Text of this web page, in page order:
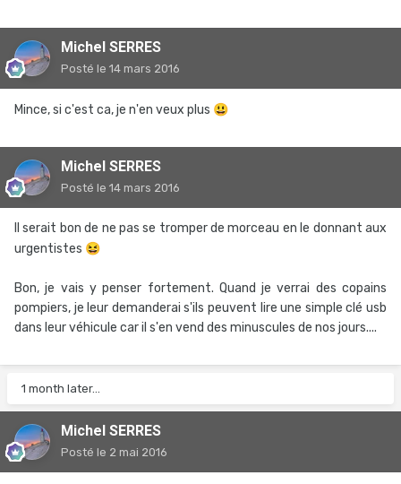
Michel SERRES
Posté le 14 mars 2016
Mince, si c'est ca, je n'en veux plus 😃
Michel SERRES
Posté le 14 mars 2016
Il serait bon de ne pas se tromper de morceau en le donnant aux
urgentistes 😆
Bon, je vais y penser fortement. Quand je verrai des copains
pompiers, je leur demanderai s'ils peuvent lire une simple clé usb
dans leur véhicule car il s'en vend des minuscules de nos jours....
1 month later...
Michel SERRES
Posté le 2 mai 2016